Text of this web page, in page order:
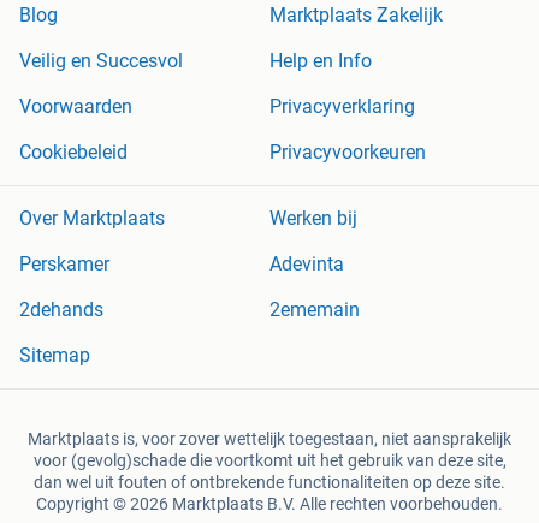
Blog
Marktplaats Zakelijk
Veilig en Succesvol
Help en Info
Voorwaarden
Privacyverklaring
Cookiebeleid
Privacyvoorkeuren
Over Marktplaats
Werken bij
Perskamer
Adevinta
2dehands
2ememain
Sitemap
Marktplaats is, voor zover wettelijk toegestaan, niet aansprakelijk
voor (gevolg)schade die voortkomt uit het gebruik van deze site,
dan wel uit fouten of ontbrekende functionaliteiten op deze site.
Copyright © 2026 Marktplaats B.V. Alle rechten voorbehouden.